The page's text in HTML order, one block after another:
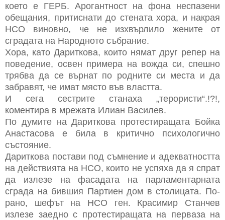
което е ГЕРБ. Арогантност на фона неспазени
обещания, притиснати до стената хора, и накрая
НСО виновно, че не изхвърлило жените от
сградата на Народното събрание.
Хора, като Дариткова, които нямат друг репер на
поведение, освен примера на вожда си, спешно
трябва да се върнат по родните си места и да
забравят, че имат място във властта.
И сега сестрите станаха „терористи“.!?!,
коментира в мрежата Илиан Василев.
По думите на Дариткова протестиращата Бойка
Анастасова е била в критично психологично
състояние.
Дариткова постави под съмнение и адекватността
на действията на НСО, които не успяха да я спрат
да излезе на фасадата на парламентарната
сграда на бившия Партиен дом в столицата. По-
рано, шефът на НСО ген. Красимир Станчев
излезе заедно с протестиращата на перваза на